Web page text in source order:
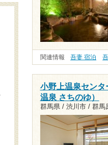
関連情報 吾妻 宿泊
小野上温泉セン
温泉 さちのゆ）
群馬県 / 渋川市 / 群馬